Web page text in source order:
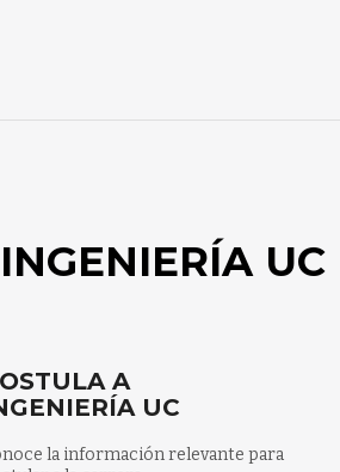
UC
A
UC
la información relevante para